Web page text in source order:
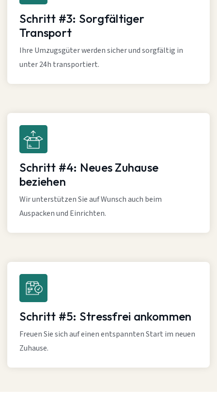
Schritt #3: Sorgfältiger
Transport
Ihre Umzugsgüter werden sicher und sorgfältig in
unter 24h transportiert.
Schritt #4: Neues Zuhause
beziehen
Wir unterstützen Sie auf Wunsch auch beim
Auspacken und Einrichten.
Schritt #5: Stressfrei ankommen
Freuen Sie sich auf einen entspannten Start im neuen
Zuhause.